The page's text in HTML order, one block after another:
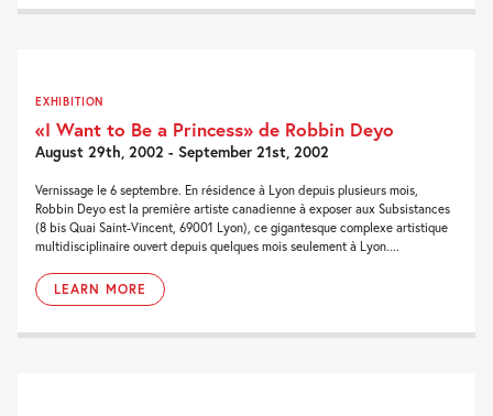
EXHIBITION
«I Want to Be a Princess» de Robbin Deyo
August 29th, 2002 - September 21st, 2002
Vernissage le 6 septembre. En résidence à Lyon depuis plusieurs mois,
Robbin Deyo est la première artiste canadienne à exposer aux Subsistances
(8 bis Quai Saint-Vincent, 69001 Lyon), ce gigantesque complexe artistique
multidisciplinaire ouvert depuis quelques mois seulement à Lyon....
LEARN MORE